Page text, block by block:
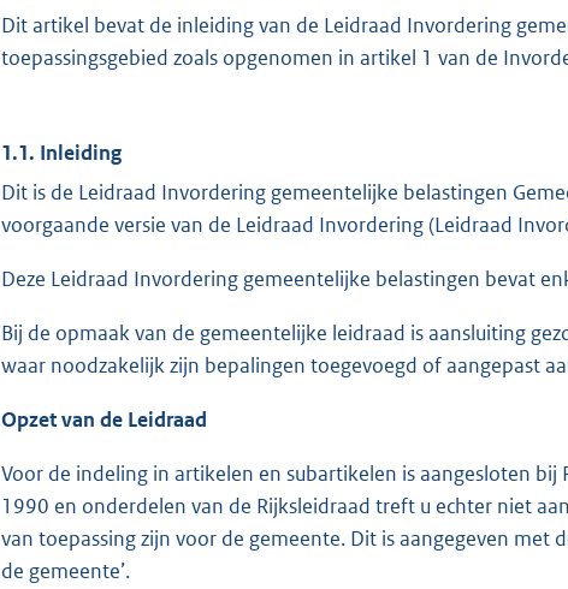
Dit artikel bevat de inleiding van de Leidraad Invordering
toepassingsgebied zoals opgenomen in artikel 1 van de
1.1. Inleiding
Dit is de Leidraad Invordering gemeentelijke belastingen
voorgaande versie van de Leidraad Invordering (Leidraad
Deze Leidraad Invordering gemeentelijke belastingen bevat
Bij de opmaak van de gemeentelijke leidraad is aansluiting
waar noodzakelijk zijn bepalingen toegevoegd of aangepast
Opzet van de Leidraad
Voor de indeling in artikelen en subartikelen is aangesloten
1990 en onderdelen van de Rijksleidraad treft u echter niet
van toepassing zijn voor de gemeente. Dit is aangegeven met
de gemeente’.